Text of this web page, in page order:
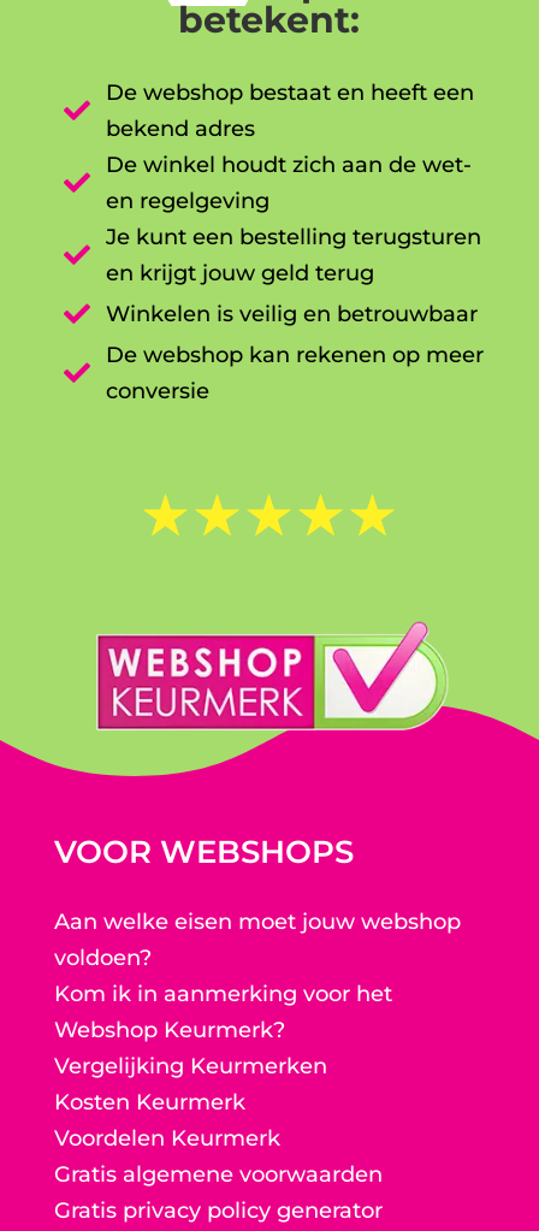
betekent:

De webshop bestaat en heeft een
bekend adres

De winkel houdt zich aan de wet-
en regelgeving

Je kunt een bestelling terugsturen
en krijgt jouw geld terug

Winkelen is veilig en betrouwbaar

De webshop kan rekenen op meer
conversie
☆☆☆☆☆
VOOR WEBSHOPS
Aan welke eisen moet jouw webshop
voldoen?
Kom ik in aanmerking voor het
Webshop Keurmerk?
Vergelijking Keurmerken
Kosten Keurmerk
Voordelen Keurmerk
Gratis algemene voorwaarden
Gratis privacy policy generator